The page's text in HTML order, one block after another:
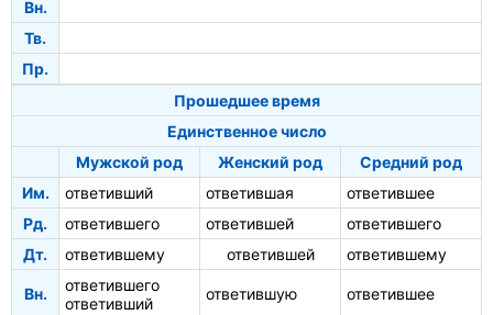
Вн.
Тв.
Пр.
Прошедшее время
Единственное число
Мужской род
Женский род
Средний род
Им.
ответивший ответившая
ответившее
Рд.
ответившего ответившей
ответившего
Дт.
ответившему ответившей ответившему
Вн.
ответившего
ответивший
ответившую ответившее